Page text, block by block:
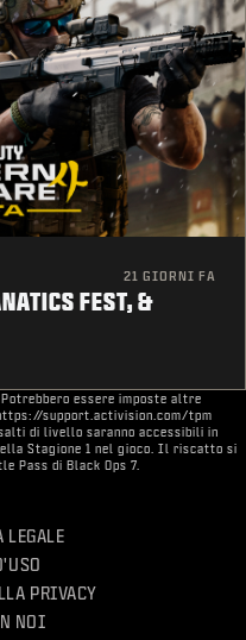
21 GIORNI FA
FEST, &
essere imposte altre
support.activision.com/tpm
di livello saranno accessibili in
Stagione 1 nel gioco. Il riscatto si
Pass di Black Ops 7.
LEGALE
PRIVACY
NOI